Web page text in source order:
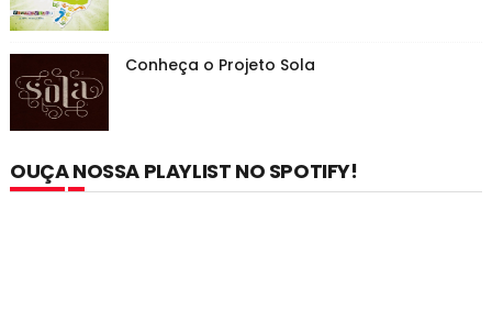
Conheça o Projeto Sola
OUÇA NOSSA PLAYLIST NO SPOTIFY!